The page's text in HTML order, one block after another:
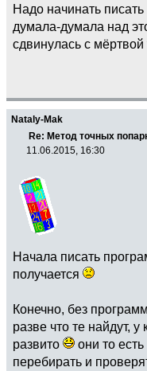
Надо начинать
думала-думала над
сдвинулась с мёртвой
Nataly-Mak
Re: Метод точных
11.06.2015, 16:30
Начала писать
получается
Конечно, без
разве что те найдут,
развито
они то
перебирать и